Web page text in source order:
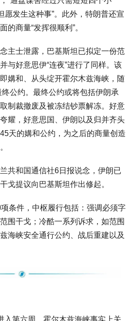
愿发生这种事”。此外，特朗普还宣
的商量“发挥很顺利”。
主士泄露，巴基斯坦已拟定一份范
与好意思伊“连夜”进行了同样。该
媾和、从头绽开霍尔木兹海峡，随
公约。最终公约或将包括伊朗承
制裁撤废及被冻结钞票解冻。好意
耀，好意思国、伊朗以及归并齐头
天的媾和公约，为之后的商量创造
共和国通信社6日报说念，伊朗已
戈提议向巴基斯坦作出修起。
条件，中枢履行包括：强调必须字
围干戈；冷酷一系列诉求，如范围
海峡安全通行公约、战后重建以及
入第六周，霍尔木兹海峡事实上关